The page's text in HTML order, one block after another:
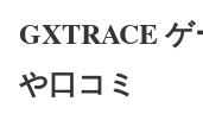
GXTRACE
や口コミ